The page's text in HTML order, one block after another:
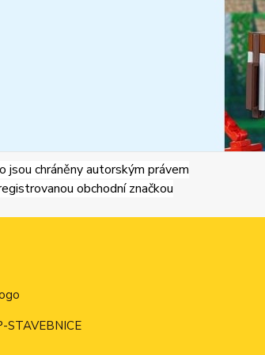
jsou chráněny autorským právem
obchodní značkou
STAVEBNICE